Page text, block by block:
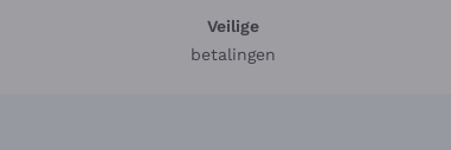
Veilige
betalingen